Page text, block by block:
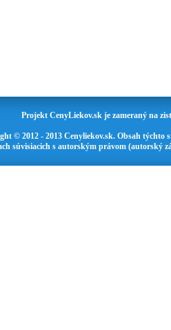
Projekt CenyLiekov.sk je zameraný na
© 2012 - 2013 Cenyliekov.sk. Obsah
súvisiacich s autorským právom (autorský